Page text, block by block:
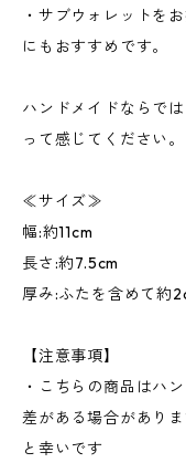
・サブウォレットを
にもおすすめです。
ハンドメイドならで
って感じてください。
≪サイズ≫
幅:約11cm
長さ:約7.5cm
厚み:ふたを含めて約
【注意事項】
・こちらの商品はハ
差がある場合があり
と幸いです